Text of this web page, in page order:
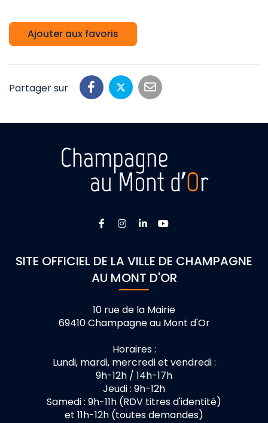
Ajouter aux favoris
Partager sur
Lien vers le compte Facebook
Lien vers le compte
Lien vers le compte
SITE OFFICIEL DE LA VILLE DE CHAMPAGNE
AU MONT D'OR
10 rue de la Mairie
69410 Champagne au Mont d'Or
Horaires :
Lundi, mardi, mercredi et vendredi :
9h-12h / 14h-17h
Jeudi : 9h-12h
Samedi : 9h-11h (RDV titres d'identité)
et 11h-12h (toutes demandes)